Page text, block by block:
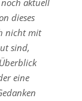
aktuell
dieses
nicht mit
sind,
eine